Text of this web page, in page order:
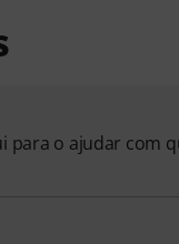
para o ajudar com